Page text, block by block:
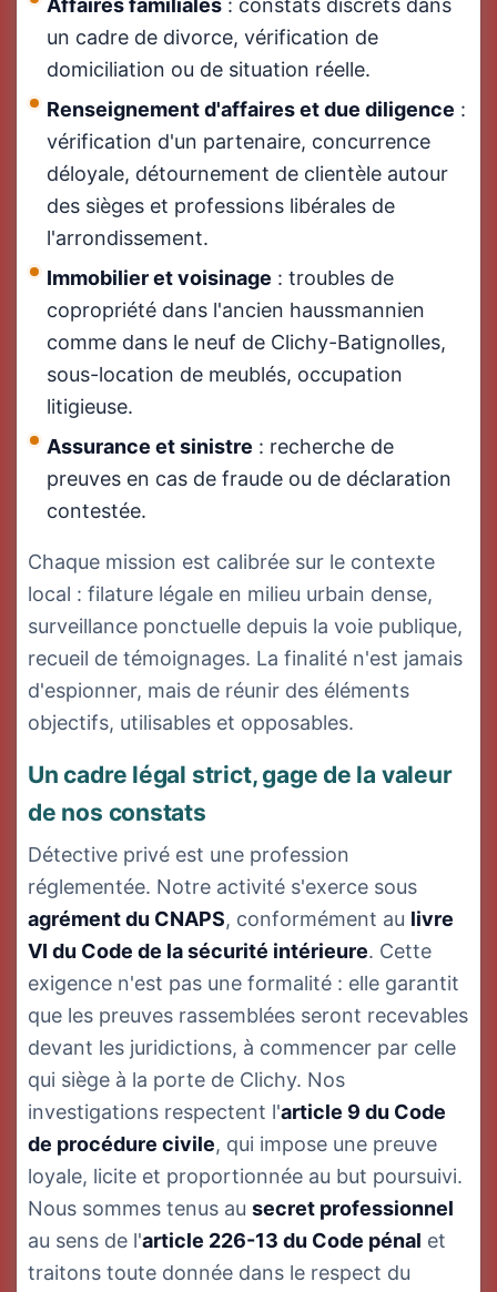
un cadre de divorce, vérification de
domiciliation ou de situation réelle.
Renseignement d'affaires et due diligence :
vérification d'un partenaire, concurrence
déloyale, détournement de clientèle autour
des sièges et professions libérales de
l'arrondissement.
Immobilier et voisinage : troubles de
copropriété dans l'ancien haussmannien
comme dans le neuf de Clichy-Batignolles,
sous-location de meublés, occupation
litigieuse.
Assurance et sinistre : recherche de
preuves en cas de fraude ou de déclaration
contestée.
Chaque mission est calibrée sur le contexte
local : filature légale en milieu urbain dense,
surveillance ponctuelle depuis la voie publique,
recueil de témoignages. La finalité n'est jamais
d'espionner, mais de réunir des éléments
objectifs, utilisables et opposables.
Un cadre légal strict, gage de la valeur
de nos constats
Détective privé est une profession
réglementée. Notre activité s'exerce sous
agrément du CNAPS, conformément au livre
VI du Code de la sécurité intérieure. Cette
exigence n'est pas une formalité : elle garantit
que les preuves rassemblées seront recevables
devant les juridictions, à commencer par celle
qui siège à la porte de Clichy. Nos
investigations respectent l'article 9 du Code
de procédure civile, qui impose une preuve
loyale, licite et proportionnée au but poursuivi.
Nous sommes tenus au secret professionnel
au sens de l'article 226-13 du Code pénal et
traitons toute donnée dans le respect du